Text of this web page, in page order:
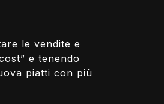
le vendite e
e tenendo
piatti con più